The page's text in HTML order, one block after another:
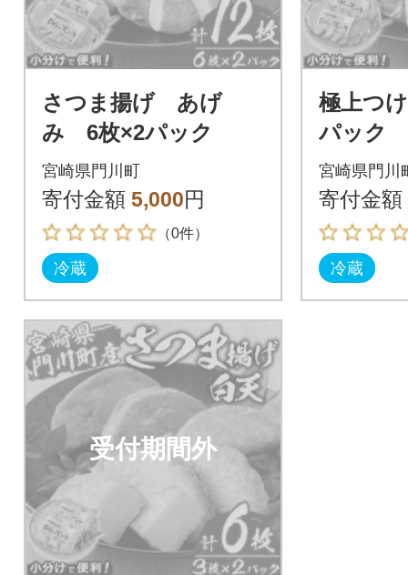
さつま揚げ あげ
み 6枚×2パック
宮崎県門川町
寄付金額 5,000円
（0件）
冷蔵
極上つ
パック
宮崎県門川
寄付金額
冷蔵
受付期間外